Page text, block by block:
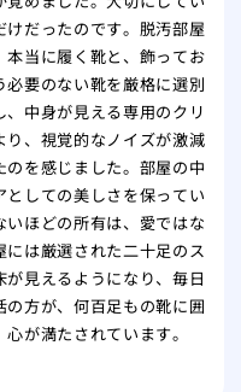
だったのです。脱汚部屋
当に履く靴と、飾ってお
要のない靴を厳格に選別
中身が見える専用のクリ
、視覚的なノイズが激減
のを感じました。部屋の中
しての美しさを保ってい
ほどの所有は、愛ではな
は厳選された二十足のス
見えるようになり、毎日
方が、何百足もの靴に囲
が満たされています。